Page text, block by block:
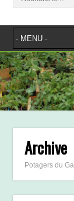
Archive
Potagers du